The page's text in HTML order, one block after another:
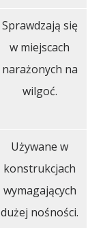
Sprawdzają się
w miejscach
narażonych na
wilgoć.
Używane w
konstrukcjach
wymagających
dużej nośności.